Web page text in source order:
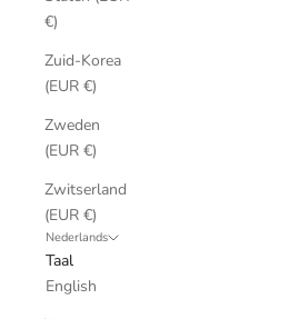
€)
Zuid-Korea
(EUR €)
Zweden
(EUR €)
Zwitserland
(EUR €)
Nederlands
Taal
English